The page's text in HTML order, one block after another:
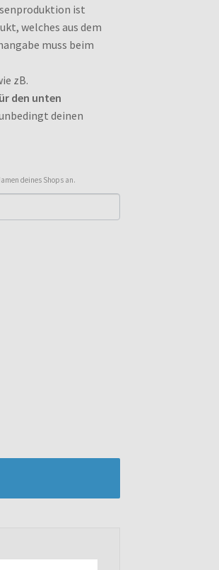
ist
welches aus dem
muss beim
zB.
den unten
deinen
deines Shops an.